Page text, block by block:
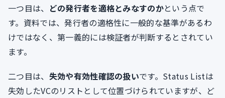
一つ目は、 どの発行者を適格とみなすのかという点で
す。資料では、発行者の適格性に一般的な基準があるわ
けではなく、第一義的には検証者が判断するとされてい
ます。
二つ目は、 失効や有効性確認の扱いです。Status Listは
失効したVCのリストとして位置づけられていますが、ど